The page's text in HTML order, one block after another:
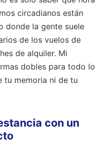
circadianos están
donde la gente suele
de los vuelos de
de alquiler. Mi
dobles para todo lo
tu memoria ni de tu
con un